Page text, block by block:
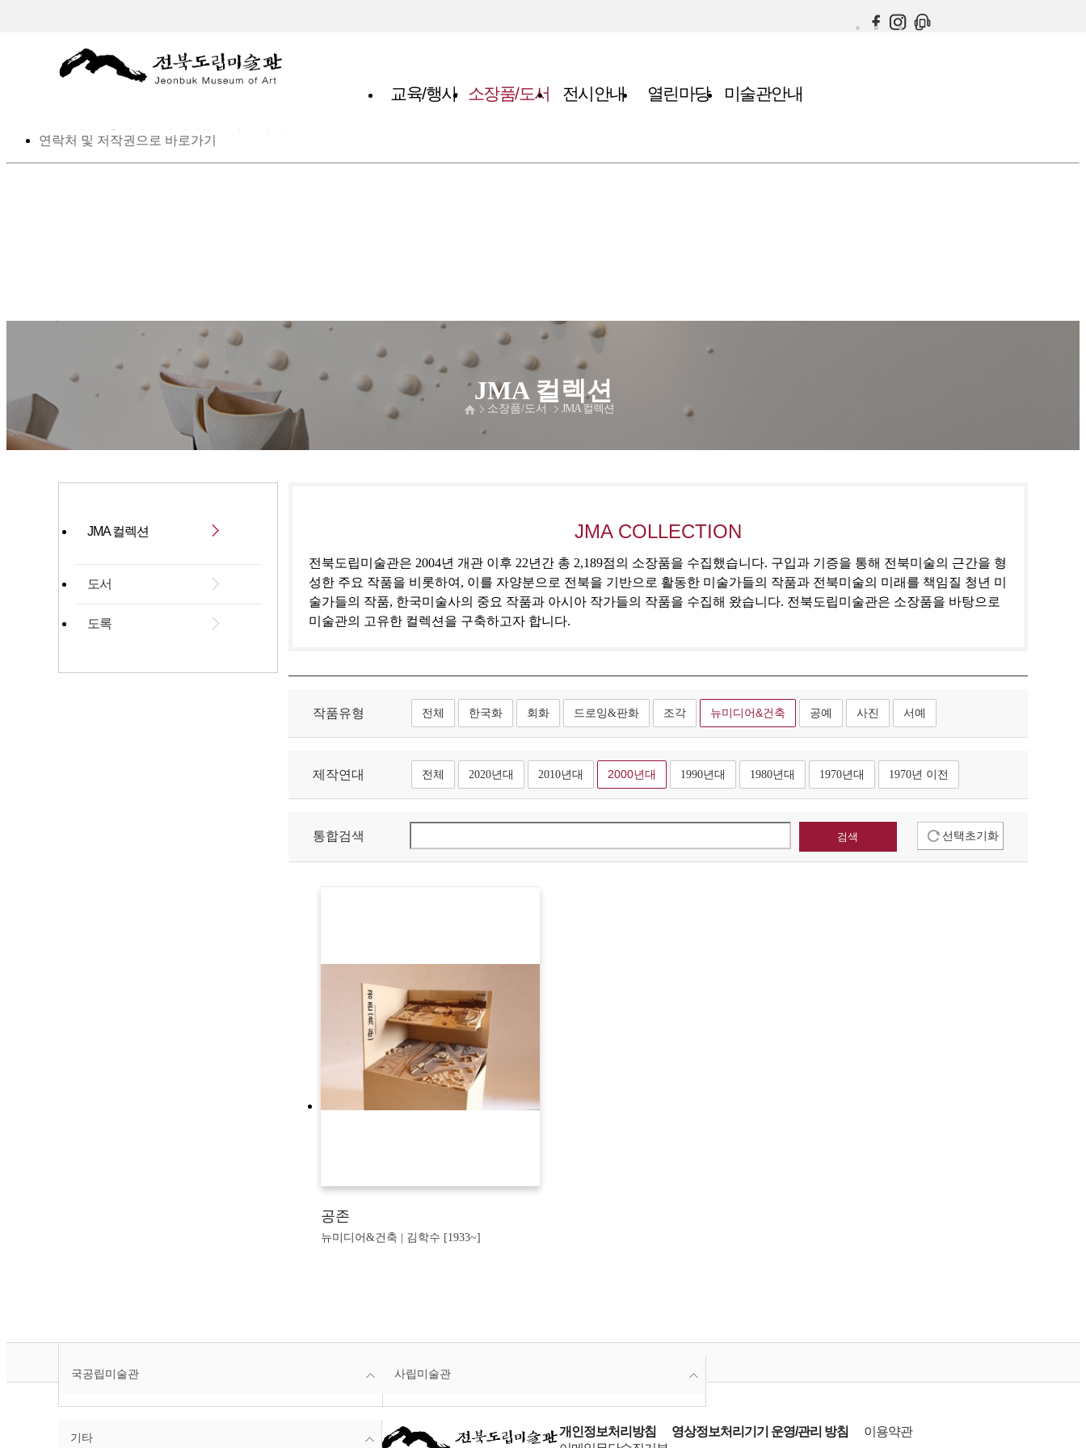
스킵 네비게이션
연락처 및 저작권으로 바로가기
교육/행사 소장품/도서 전시안내 열린마당 미술관안내
JMA 컬렉션
소장품/도서 JMA 컬렉션
JMA 컬렉션
도서
도록
JMA COLLECTION
전북도립미술관은 2004년 개관 이후 22년간 총 2,189점의 소장품을 수집했습니다. 구입과 기증을 통해 전북미술의 근간을 형
성한 주요 작품을 비롯하여, 이를 자양분으로 전북을 기반으로 활동한 미술가들의 작품과 전북미술의 미래를 책임질 청년 미
술가들의 작품, 한국미술사의 중요 작품과 아시아 작가들의 작품을 수집해 왔습니다. 전북도립미술관은 소장품을 바탕으로
미술관의 고유한 컬렉션을 구축하고자 합니다.
작품유형 전체 한국화 회화 드로잉&판화 조각 뉴미디어&건축 공예 사진 서예
제작연대 전체 2020년대 2010년대 2000년대 1990년대 1980년대 1970년대 1970년 이전
통합검색 선택초기화
공존
뉴미디어&건축 | 김학수 [1933~]
국공립미술관 사립미술관
기타 개인정보처리방침 영상정보처리기기 운영/관리 방침
이용약관